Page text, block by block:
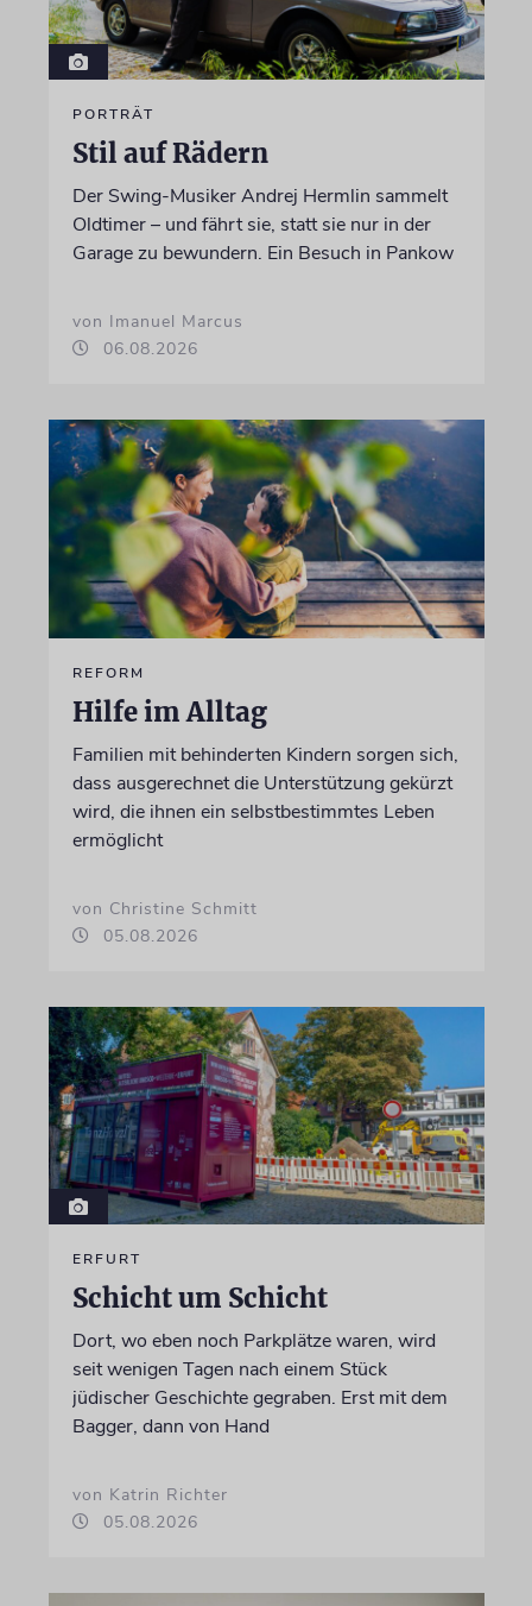
PORTRÄT
Stil auf Rädern
Der Swing-Musiker Andrej Hermlin sammelt
Oldtimer – und fährt sie, statt sie nur in der
Garage zu bewundern. Ein Besuch in Pankow
von Imanuel Marcus
06.08.2026
REFORM
Hilfe im Alltag
Familien mit behinderten Kindern sorgen sich,
dass ausgerechnet die Unterstützung gekürzt
wird, die ihnen ein selbstbestimmtes Leben
ermöglicht
von Christine Schmitt
05.08.2026
ERFURT
Schicht um Schicht
Dort, wo eben noch Parkplätze waren, wird
seit wenigen Tagen nach einem Stück
jüdischer Geschichte gegraben. Erst mit dem
Bagger, dann von Hand
von Katrin Richter
05.08.2026